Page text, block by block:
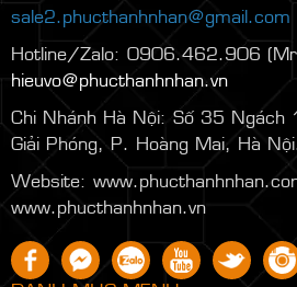
THÀNH NHÂN
Giấy chứng nhận ĐKKD số
TP. HCM cấp ngày 27/04/2011
Trụ Sở TPHCM: 205 Đường Lê
Thạnh, TPHCM
Điện thoại/Zalo: 0373.901.079
Khiettran@phucthanhnhan.vn